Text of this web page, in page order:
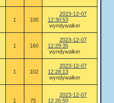
1 100
2023-12-07
12:30:53
wyndywalker
1 160
2023-12-07
12:29:35
wyndywalker
1 102
2023-12-07
12:28:13
wyndywalker
1 75
2023-12-07
12:26:50